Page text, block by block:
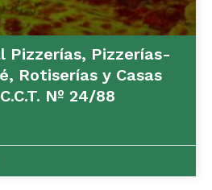
Pizzerías, Pizzerías-
Rotiserías y Casas
Nº 24/88